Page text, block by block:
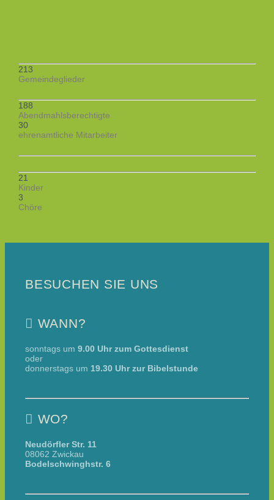
213
Gemeindeglieder
188
Abendmahlsberechtigte
30
ehrenamtliche Mitarbeiter
21
Kinder
3
Chöre
BESUCHEN SIE UNS
WANN?
sonntags um9.00 Uhr zum Gottesdienst
oder
donnerstags um 19.30 Uhr zur Bibelstunde
WO?
Neudörfler Str. 11
08062 Zwickau
Bodelschwinghstr. 6